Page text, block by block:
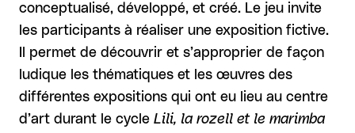
conceptualisé, développé, et créé. Le jeu invite
les participants à réaliser une exposition fictive.
Il permet de découvrir et s’approprier de façon
ludique les thématiques et les œuvres des
différentes expositions qui ont eu lieu au centre
d’art durant le cycle Lili, la rozell et le marimba